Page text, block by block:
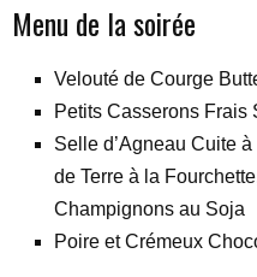
Menu de la soirée
Velouté de Courge
Petits Casserons Frais
Selle d’Agneau Cuite
de Terre à la
Champignons au Soja
Poire et Crémeux